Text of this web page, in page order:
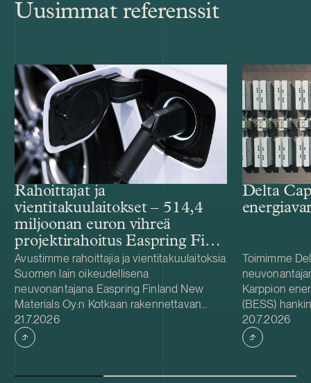
Uusimmat referenssit
Rahoittajat ja
vientitakuulaitokset – 514,4
miljoonan euron vihreä
projektirahoitus Easpring Finland
New Materialsin CAM-
tehtaalle
Avustimme rahoittajia ja vientitakuulaitoksia
Suomen lain oikeudellisena
neuvonantajana Easpring Finland New
Materials Oy:n Kotkaan rakennettavan
katodiaktiivimateriaalia (CAM) valmistavan
tehtaan kehittämiseen ja rakentamiseen
liittyvässä 514,4 miljoonan euron vihreässä
Easpring Finland New Materials on Beijing
Julkaistu
21.7.2026
Delta
Toimimme
Karppion
(BESS)
Energyltä.
hankkeen
Foundationin
on 125 MW /
Julkaistu
20.7.2026